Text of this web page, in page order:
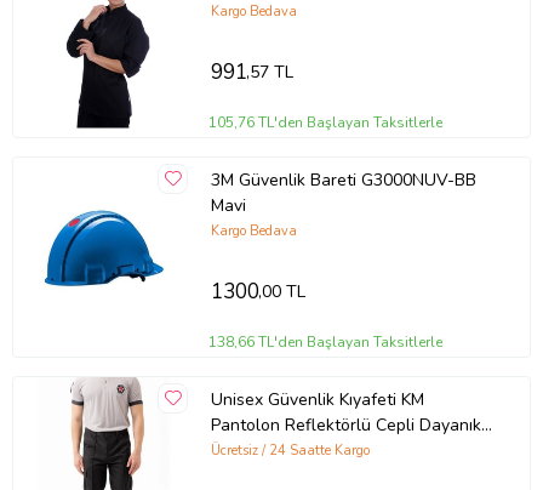
Kargo Bedava
991,57 TL
105,76 TL'den Başlayan Taksitlerle
3M Güvenlik Bareti G3000NUV-BB
Mavi
Kargo Bedava
1300,00 TL
138,66 TL'den Başlayan Taksitlerle
Unisex Güvenlik Kıyafeti KM
Pantolon Reflektörlü Cepli Dayanıklı
Kumaş Özel Güvenlik Personel
Ücretsiz / 24 Saatte Kargo